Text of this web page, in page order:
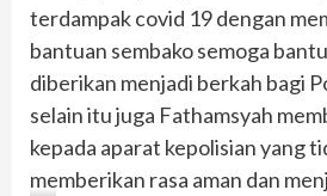
terdampak covid 19 dengan
bantuan sembako semoga
diberikan menjadi berkah bagi
selain itu juga Fathamsyah
kepada aparat kepolisian yang
memberikan rasa aman dan